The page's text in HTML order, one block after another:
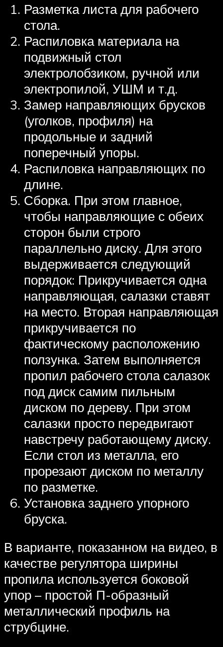
Разметка листа для рабочего
стола.
Распиловка материала на
подвижный стол
электролобзиком, ручной или
электропилой, УШМ и т.д.
Замер направляющих брусков
(уголков, профиля) на
продольные и задний
поперечный упоры.
Распиловка направляющих по
длине.
Сборка. При этом главное,
чтобы направляющие с обеих
сторон были строго
параллельно диску. Для этого
выдерживается следующий
порядок: Прикручивается одна
направляющая, салазки ставят
на место. Вторая направляющая
прикручивается по
фактическому расположению
ползунка. Затем выполняется
пропил рабочего стола салазок
под диск самим пильным
диском по дереву. При этом
салазки просто передвигают
навстречу работающему диску.
Если стол из металла, его
прорезают диском по металлу
по разметке.
Установка заднего упорного
бруска.
В варианте, показанном на видео, в
качестве регулятора ширины
пропила используется боковой
упор – простой П-образный
металлический профиль на
струбцине.